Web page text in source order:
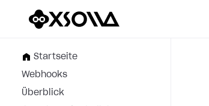
Startseite
Webhooks
Überblick